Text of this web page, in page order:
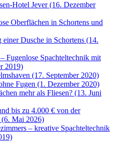
Hotel Jever (16. Dezember
Oberflächen in Schortens und
einer Dusche in Schortens (14.
Fugenlose Spachteltechnik mit
2019)
(17. September 2020)
Fugen (1. Dezember 2020)
mehr als Fliesen? (13. Juni
bis zu 4.000 € von der
(6. Mai 2026)
– kreative Spachteltechnik